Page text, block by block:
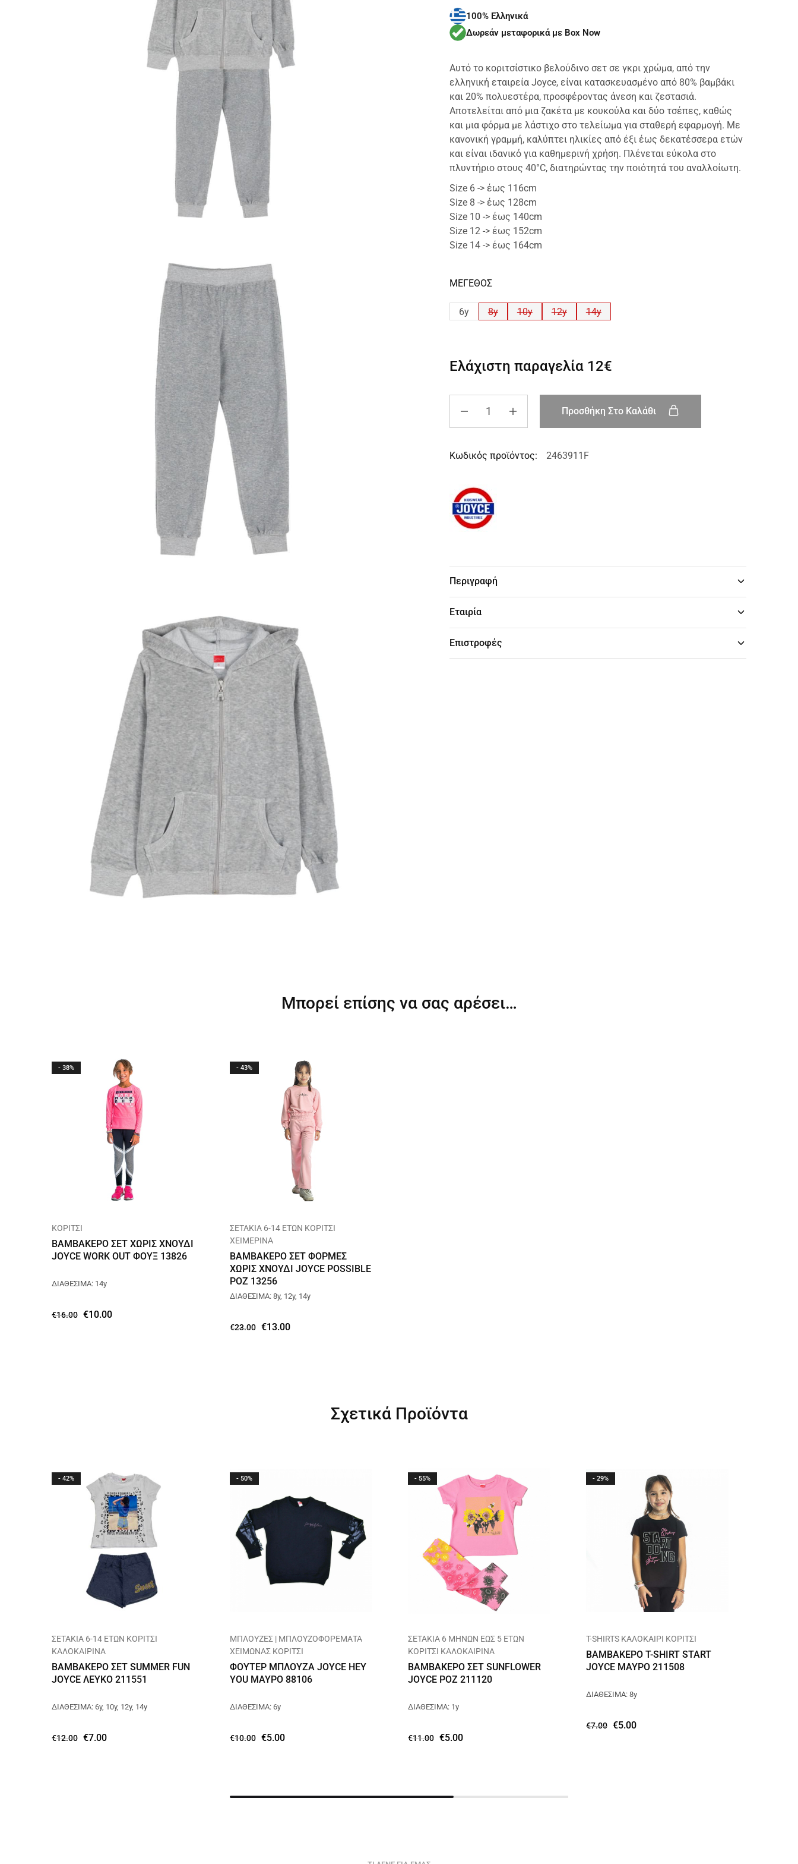
100% Ελληνικά
Δωρεάν μεταφορικά με Box Now
Αυτό το κοριτσίστικο βελούδινο σετ σε γκρι χρώμα, από την
ελληνική εταιρεία Joyce, είναι κατασκευασμένο από 80% βαμβάκι
και 20% πολυεστέρα, προσφέροντας άνεση και ζεστασιά.
Αποτελείται από μια ζακέτα με κουκούλα και δύο τσέπες, καθώς
και μια φόρμα με λάστιχο στο τελείωμα για σταθερή εφαρμογή. Με
κανονική γραμμή, καλύπτει ηλικίες από έξι έως δεκατέσσερα ετών
και είναι ιδανικό για καθημερινή χρήση. Πλένεται εύκολα στο
πλυντήριο στους 40°C, διατηρώντας την ποιότητά του αναλλοίωτη.
Size 6 -> έως 116cm
Size 8 -> έως 128cm
Size 10 -> έως 140cm
Size 12 -> έως 152cm
Size 14 -> έως 164cm
ΜΕΓΕΘΟΣ
6y 8y 10y 12y 14y
Ελάχιστη παραγελία 12€
Προσθήκη Στο Καλάθι
Κωδικός προϊόντος: 2463911F
Περιγραφή
Εταιρία
Επιστροφές
Μπορεί επίσης να σας αρέσει…
- 38%
ΚΟΡΙΤΣΙ
ΒΑΜΒΑΚΕΡΟ ΣΕΤ ΧΩΡΙΣ ΧΝΟΥΔΙ
JOYCE WORK OUT ΦΟΥΞ 13826
ΔΙΑΘΕΣΙΜΑ: 14y
€16.00 €10.00
- 43%
ΣΕΤΑΚΙΑ 6-14 ΕΤΩΝ ΚΟΡΙΤΣΙ
ΧΕΙΜΕΡΙΝΑ
ΒΑΜΒΑΚΕΡΟ ΣΕΤ ΦΟΡΜΕΣ
ΧΩΡΙΣ ΧΝΟΥΔΙ JOYCE POSSIBLE
ΡΟΖ 13256
ΔΙΑΘΕΣΙΜΑ: 8y, 12y, 14y
€23.00 €13.00
Σχετικά Προϊόντα
- 42%
ΣΕΤΑΚΙΑ 6-14 ΕΤΩΝ ΚΟΡΙΤΣΙ
ΚΑΛΟΚΑΙΡΙΝΑ
ΒΑΜΒΑΚΕΡΟ ΣΕΤ SUMMER FUN
JOYCE ΛΕΥΚΟ 211551
ΔΙΑΘΕΣΙΜΑ: 6y, 10y, 12y, 14y
€12.00 €7.00
- 50%
ΜΠΛΟΥΖΕΣ | ΜΠΛΟΥΖΟΦΟΡΕΜΑΤΑ
ΧΕΙΜΩΝΑΣ ΚΟΡΙΤΣΙ
ΦΟΥΤΕΡ ΜΠΛΟΥΖΑ JOYCE HEY
YOU ΜΑΥΡΟ 88106
ΔΙΑΘΕΣΙΜΑ: 6y
€10.00 €5.00
- 55%
ΣΕΤΑΚΙΑ 6 ΜΗΝΩΝ ΕΩΣ 5 ΕΤΩΝ
ΚΟΡΙΤΣΙ ΚΑΛΟΚΑΙΡΙΝΑ
ΒΑΜΒΑΚΕΡΟ ΣΕΤ SUNFLOWER
JOYCE ΡΟΖ 211120
ΔΙΑΘΕΣΙΜΑ: 1y
€11.00 €5.00
- 29%
T-SHIRTS ΚΑΛΟΚΑΙΡΙ ΚΟΡΙΤΣΙ
ΒΑΜΒΑΚΕΡΟ T-SHIRT START
JOYCE ΜΑΥΡΟ 211508
ΔΙΑΘΕΣΙΜΑ: 8y
€7.00 €5.00